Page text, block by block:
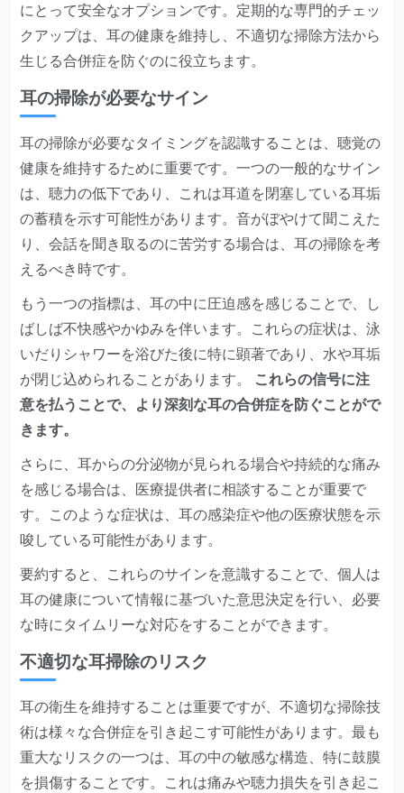
にとって安全なオプションです。定期的な専門的チェッ
クアップは、耳の健康を維持し、不適切な掃除方法から
生じる合併症を防ぐのに役立ちます。
耳の掃除が必要なサイン
耳の掃除が必要なタイミングを認識することは、聴覚の
健康を維持するために重要です。一つの一般的なサイン
は、聴力の低下であり、これは耳道を閉塞している耳垢
の蓄積を示す可能性があります。音がぼやけて聞こえた
り、会話を聞き取るのに苦労する場合は、耳の掃除を考
えるべき時です。
もう一つの指標は、耳の中に圧迫感を感じることで、し
ばしば不快感やかゆみを伴います。これらの症状は、泳
いだりシャワーを浴びた後に特に顕著であり、水や耳垢
が閉じ込められることがあります。
これらの信号に注
意を払うことで、より深刻な耳の合併症を防ぐことがで
きます。
さらに、耳からの分泌物が見られる場合や持続的な痛み
を感じる場合は、医療提供者に相談することが重要で
す。このような症状は、耳の感染症や他の医療状態を示
唆している可能性があります。
要約すると、これらのサインを意識することで、個人は
耳の健康について情報に基づいた意思決定を行い、必要
な時にタイムリーな対応をすることができます。
不適切な耳掃除のリスク
耳の衛生を維持することは重要ですが、不適切な掃除技
術は様々な合併症を引き起こす可能性があります。最も
重大なリスクの一つは、耳の中の敏感な構造、特に鼓膜
を損傷することです。これは痛みや聴力損失を引き起こ